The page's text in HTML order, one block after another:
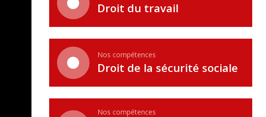
Droit du travail
Nos compétences
Droit de la sécurité sociale
Nos compétences